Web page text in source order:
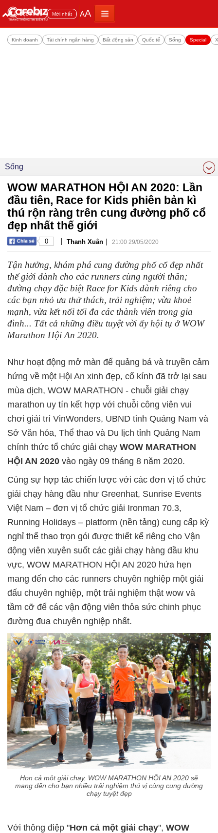
Đọc nhiều Mới nhất AA
Kinh doanh Tài chính ngân hàng Bất động sản Quốc tế Sống Special
Sống
WOW MARATHON HỘI AN 2020: Lần
đầu tiên, Race for Kids phiên bản kì
thú rộn ràng trên cung đường phố cổ
đẹp nhất thế giới
0 | Thanh Xuân | 21:00 29/05/2020
Tận hưởng, khám phá cung đường phố cổ đẹp nhất
thế giới dành cho các runners cùng người thân;
đường chạy đặc biệt Race for Kids dành riêng cho
các bạn nhỏ ưa thử thách, trải nghiệm; vừa khoẻ
mạnh, vừa kết nối tối đa các thành viên trong gia
đình... Tất cả những điều tuyệt vời ấy hội tụ ở WOW
Marathon Hội An 2020.
Như hoạt động mở màn để quảng bá và truyền cảm
hứng về một Hội An xinh đẹp, cổ kính đã trở lại sau
mùa dịch, WOW MARATHON - chuỗi giải chạy
marathon uy tín kết hợp với chuỗi công viên vui
chơi giải trí VinWonders, UBND tỉnh Quảng Nam và
Sở Văn hóa, Thể thao và Du lịch tỉnh Quảng Nam
chính thức tổ chức giải chạy WOW MARATHON
HỘI AN 2020 vào ngày 09 tháng 8 năm 2020.
Cùng sự hợp tác chiến lược với các đơn vị tổ chức
giải chạy hàng đầu như Greenhat, Sunrise Events
Việt Nam – đơn vị tổ chức giải Ironman 70.3,
Running Holidays – platform (nền tảng) cung cấp kỳ
nghỉ thể thao trọn gói được thiết kế riêng cho Vận
động viên xuyên suốt các giải chạy hàng đầu khu
vực, WOW MARATHON HỘI AN 2020 hứa hẹn
mang đến cho các runners chuyên nghiệp một giải
đấu chuyên nghiệp, một trải nghiệm thật wow và
tầm cỡ để các vận động viên thỏa sức chinh phục
đường đua chuyên nghiệp nhất.
Hơn cả một giải chạy, WOW MARATHON HỘI AN 2020 sẽ
mang đến cho bạn nhiều trải nghiệm thú vị cùng cung đường
chạy tuyệt đẹp
Với thông điệp "Hơn cả một giải chạy", WOW